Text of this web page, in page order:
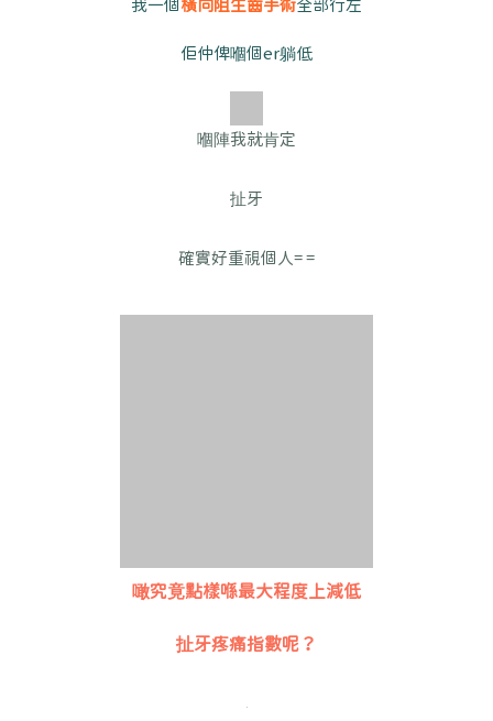
我一個橫向阻生齒手術全部行左
佢仲俾嗰個er躺低
嗰陣我就肯定
扯牙
確實好重視個人= =
噉究竟點樣喺最大程度上減低
扯牙疼痛指數呢？